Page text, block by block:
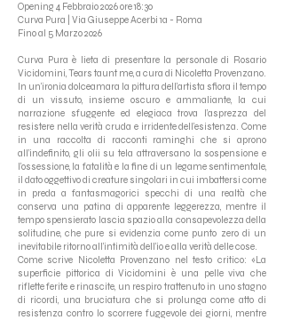
Opening 4 Febbraio 2026 ore 18:30
Curva Pura | Via Giuseppe Acerbi 1a - Roma
Fino al 5 Marzo 2026
Curva Pura è lieta di presentare la personale di Rosario
Vicidomini, Tears taunt me, a cura di Nicoletta Provenzano.
In un’ironia dolceamara la pittura dell’artista sfiora il tempo
di un vissuto, insieme oscuro e ammaliante, la cui
narrazione sfuggente ed elegiaca trova l’asprezza del
resistere nella verità cruda e irridente dell’esistenza. Come
in una raccolta di racconti raminghi che si aprono
all’indefinito, gli olii su tela attraversano la sospensione e
l’ossessione, la fatalità e la fine di un legame sentimentale,
il dato oggettivo di creature singolari in cui imbattersi come
in preda a fantasmagorici specchi di una realtà che
conserva una patina di apparente leggerezza, mentre il
tempo spensierato lascia spazio alla consapevolezza della
solitudine, che pure si evidenzia come punto zero di un
inevitabile ritorno all’intimità dell’io e alla verità delle cose.
Come scrive Nicoletta Provenzano nel testo critico: «La
superficie pittorica di Vicidomini è una pelle viva che
riflette ferite e rinascite, un respiro trattenuto in uno stagno
di ricordi, una bruciatura che si prolunga come atto di
resistenza contro lo scorrere fuggevole dei giorni, mentre